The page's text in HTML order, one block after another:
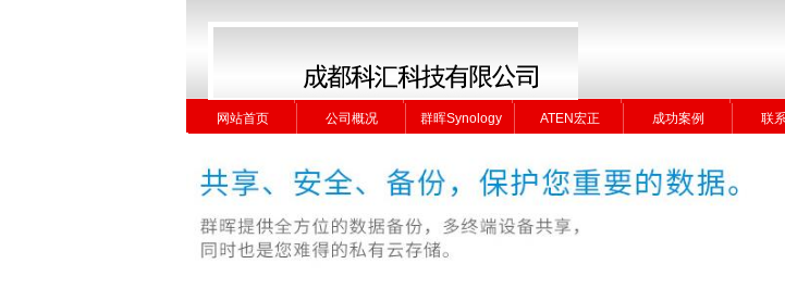
网站首页 公司概况 群晖Synology ATEN宏正 成功案例 联
网站首页 公司概况 群晖Synology ATEN宏正 成功案例 联